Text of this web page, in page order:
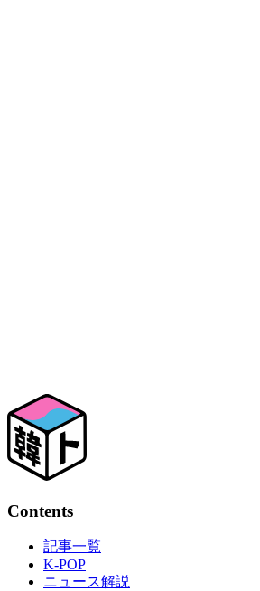
Contents
記事一覧
K-POP
ニュース解説